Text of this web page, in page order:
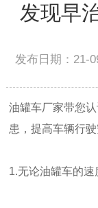
发现早
发布日期：21-
油罐车厂家带您
患，提高车辆行驶
1.无论油罐车的速